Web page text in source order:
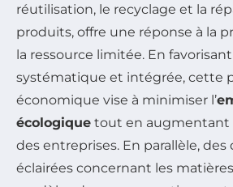
réutilisation, le recyclage et la
produits, offre une réponse à la
la ressource limitée. En
systématique et intégrée, cette
économique vise à minimiser l’
écologique tout en augmentant
des entreprises. En parallèle, des
éclairées concernant les